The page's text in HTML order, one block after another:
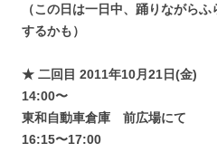
（この日は一日中、踊りながら
するかも）
★ 二回目 2011年10月21日(金)
14:00〜
東和自動車倉庫 前広場にて
16:15〜17:00